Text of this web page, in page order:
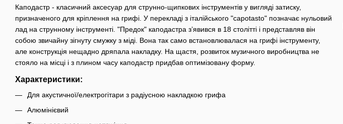
Каподастр - класичний аксесуар для струнно-щипкових інструментів у вигляді затиску,
призначеного для кріплення на грифі. У перекладі з італійського "capotаsto" позначає нульовий
лад на струнному інструменті. "Предок" каподастра з’явився в 18 столітті і представляв він
собою звичайну зігнуту смужку з міді. Вона так само встановлювалася на грифі інструменту,
але конструкція нещадно дряпала накладку. На щастя, розвиток музичного виробництва не
стояло на місці і з плином часу каподастр придбав оптимізовану форму.
Характеристики:
Для акустичної/електрогітари з радіусною накладкою грифа
Алюмінієвий